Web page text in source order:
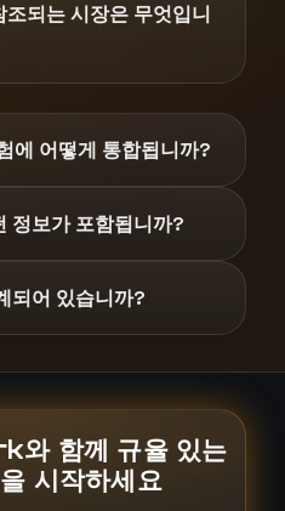
되는 시장은 무엇입니
에 어떻게 통합됩니까?
정보가 포함됩니까?
되어 있습니까?
함께 규율 있는
시작하세요